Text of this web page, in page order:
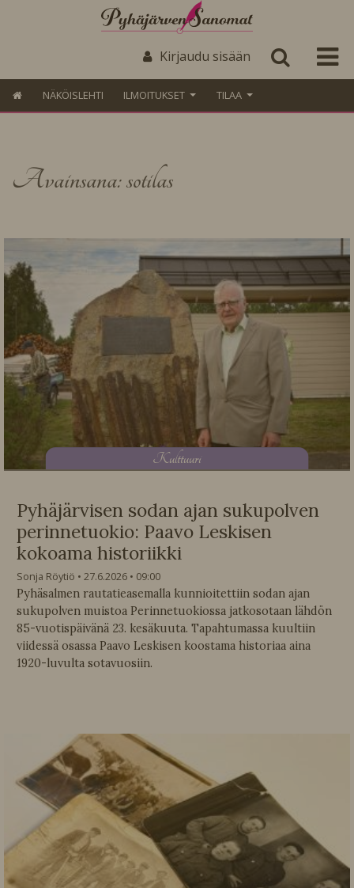
Kirjaudu sisään
NÄKÖISLEHTI ILMOITUKSET TILAA
Avainsana: sotilas
Kulttuuri
Pyhäjärvisen sodan ajan sukupolven
perinnetuokio: Paavo Leskisen
kokoama historiikki
Sonja Röytiö 27.6.2026
09:00
Pyhäsalmen rautatieasemalla kunnioitettiin sodan ajan
sukupolven muistoa Perinnetuokiossa jatkosotaan lähdön
85-vuotispäivänä 23. kesäkuuta. Tapahtumassa kuultiin
viidessä osassa Paavo Leskisen koostama historiaa aina
1920-luvulta sotavuosiin.